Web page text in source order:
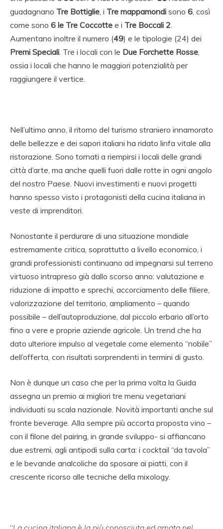
guadagnano Tre Bottiglie , i Tre mappamondi sono 6 , così
come sono 6 le Tre Coccotte e i Tre Boccali 2
Aumentano inoltre il numero (49) e le tipologie (24) dei
Premi Speciali . Tre i locali con le Due Forchette Rosse
ossia i locali che hanno le maggiori potenzialità per
raggiungere il vertice.
Nell’ultimo anno, il ritorno del turismo straniero innamorato
delle bellezze e dei sapori italiani ha ridato linfa vitale alla
ristorazione. Sono tornati a riempirsi i locali delle grandi
città d’arte, ma anche quelli fuori dalle rotte in ogni angolo
del nostro Paese. Nuovi investimenti e nuovi progetti
hanno spesso visto i protagonisti della cucina italiana in
veste di imprenditori.
Nonostante il perdurare di una situazione mondiale
estremamente critica, soprattutto a livello economico, i
grandi professionisti continuano ad impegnarsi sul terreno
virtuoso intrapreso già dallo scorso anno: valutazione e
riduzione di impatto e sprechi, accorciamento delle filiere,
valorizzazione del territorio, ampliamento – quando
possibile – dell’autoproduzione, dal piccolo erbario all’orto
fino a vere e proprie aziende agricole. Un trend che ha
dato ulteriore impulso al vegetale come elemento “nobile”
dell’offerta, con risultati sorprendenti in termini di gusto.
Non è dunque un caso che per la prima volta la Guida
assegna un premio ai migliori tre menu vegetariani
individuati su scala nazionale. Novità importanti anche sul
fronte beverage. Alla sempre più accorta proposta vino –
con il filone del pairing, in grande sviluppo- si affiancano
due estremi, agli antipodi sulla carta: i cocktail “da tavola”
e le bevande analcoliche da sposare ai piatti, con il
crescente ricorso alle tecniche della mixology.